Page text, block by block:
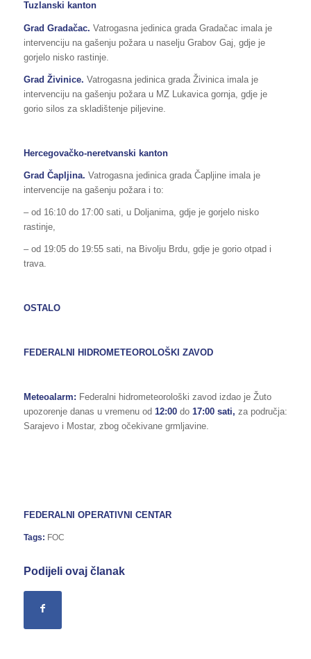
Tuzlanski kanton
Grad Gradačac. Vatrogasna jedinica grada Gradačac imala je
intervenciju na gašenju požara u naselju Grabov Gaj, gdje je
gorjelo nisko rastinje.
Grad Živinice. Vatrogasna jedinica grada Živinica imala je
intervenciju na gašenju požara u MZ Lukavica gornja, gdje je
gorio silos za skladištenje piljevine.
Hercegovačko-neretvanski kanton
Grad Čapljina. Vatrogasna jedinica grada Čapljine imala je
intervencije na gašenju požara i to:
– od 16:10 do 17:00 sati, u Doljanima, gdje je gorjelo nisko
rastinje,
– od 19:05 do 19:55 sati, na Bivolju Brdu, gdje je gorio otpad i
trava.
OSTALO
FEDERALNI HIDROMETEOROLOŠKI ZAVOD
Meteoalarm: Federalni hidrometeorološki zavod izdao je Žuto
upozorenje danas u vremenu od 12:00 do17:00 sati, za područja:
Sarajevo i Mostar, zbog očekivane grmljavine.
FEDERALNI OPERATIVNI CENTAR
Tags: FOC
Podijeli ovaj članak